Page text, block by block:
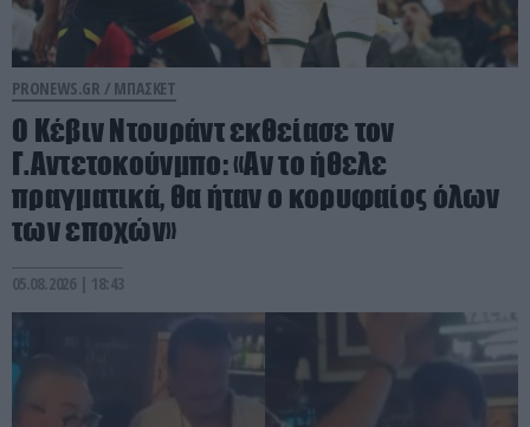
PRONEWS.GR / ΜΠΑΣΚΕΤ
Ο Κέβιν Ντουράντ εκθείασε τον
Γ.Αντετοκούνμπο: «Αν το ήθελε
πραγματικά, θα ήταν ο κορυφαίος όλων
των εποχών»
05.08.2026 | 18:43